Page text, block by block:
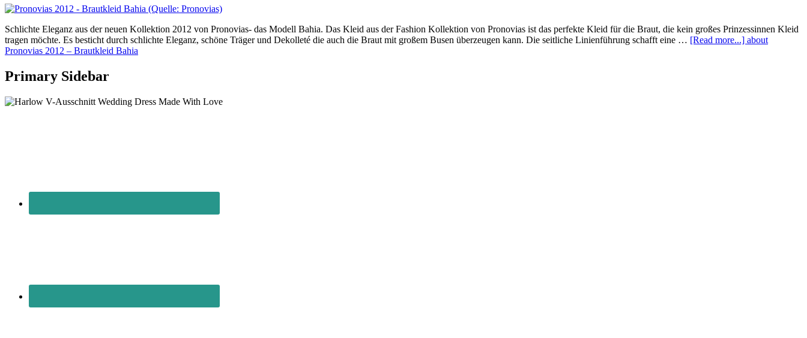
Schlichte Eleganz aus der neuen Kollektion 2012 von Pronovias- das Modell Bahia. Das Kleid aus der Fashion Kollektion von Pronovias ist das perfekte Kleid für die Braut, die kein großes Prinzessinnen Kleid
tragen möchte. Es besticht durch schlichte Eleganz, schöne Träger und Dekolleté die auch die Braut mit großem Busen überzeugen kann. Die seitliche Linienführung schafft eine … [Read more...] about
Pronovias 2012 – Brautkleid Bahia
Primary Sidebar